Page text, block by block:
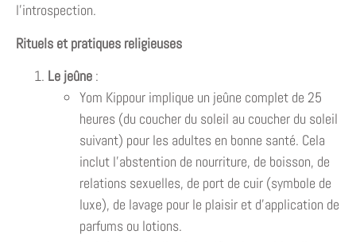
l’introspection.
Rituels et pratiques religieuses
Le jeûne :
Yom Kippour implique un jeûne complet de 25
heures (du coucher du soleil au coucher du soleil
suivant) pour les adultes en bonne santé. Cela
inclut l’abstention de nourriture, de boisson, de
relations sexuelles, de port de cuir (symbole de
luxe), de lavage pour le plaisir et d’application de
parfums ou lotions.